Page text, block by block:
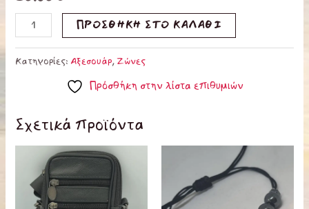
ΠΡΟΣΘΉΚΗ ΣΤΟ ΚΑΛΆΘΙ
Κατηγορίες: Αξεσουάρ,Ζώνες
Πρόσθήκη στην λίστα επιθυμιών
Σχετικά προϊόντα